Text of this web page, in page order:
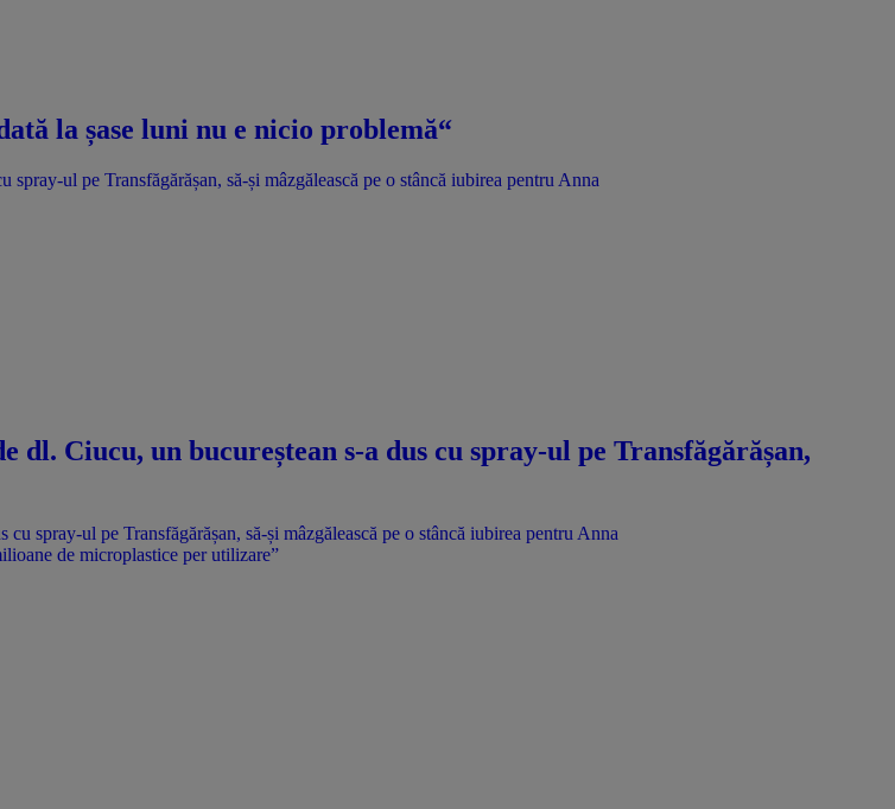
la șase luni nu e nicio problemă“
ul pe Transfăgărășan, să-și mâzgălească pe o stâncă iubirea pentru Anna
Ciucu, un bucureștean s-a dus cu spray-ul pe Transfăgărășan,
de microplastice per utilizare”